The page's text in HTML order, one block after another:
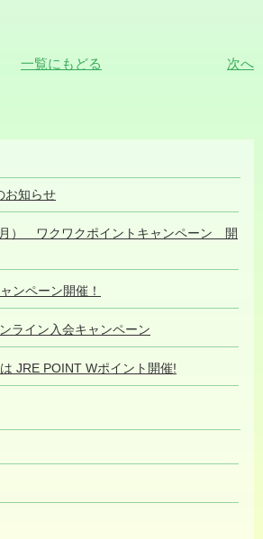
一覧にもどる 次へ
知らせ
） ワクワクポイントキャンペーン 開
ンペーン開催！
ライン入会キャンペーン
JRE POINT Wポイント開催!